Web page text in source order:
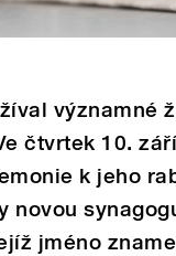
významné
čtvrtek 10.
k jeho
novou
jméno